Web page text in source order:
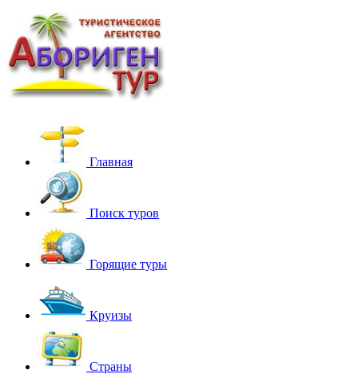
Главная
Поиск туров
Горящие туры
Круизы
Страны